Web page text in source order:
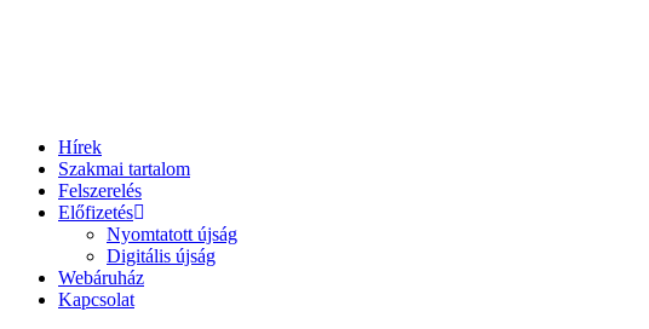
Hírek
Szakmai tartalom
Felszerelés
Előfizetés
Nyomtatott újság
Digitális újság
Webáruház
Kapcsolat